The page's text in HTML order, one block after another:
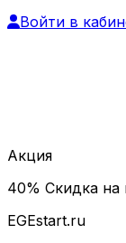
Войти в
Акция
40% Скидка на
EGEstart.ru